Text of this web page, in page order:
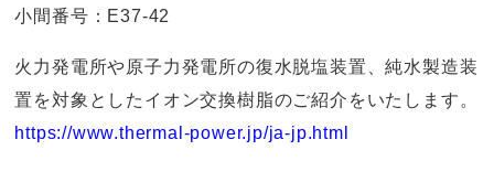
小間番号：E37-42
火力発電所や原子力発電所の復水脱塩装置、純水製造装
置を対象としたイオン交換樹脂のご紹介をいたします。
https://www.thermal-power.jp/ja-jp.html